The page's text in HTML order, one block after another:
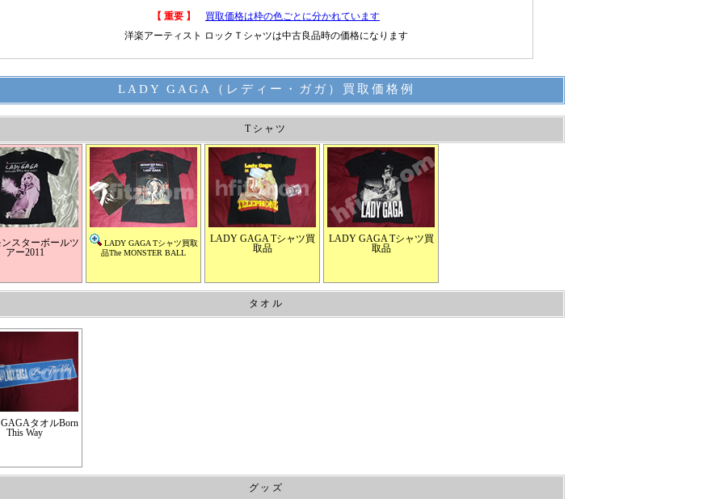
【 重要 】
買取価格は枠の色ごとに分かれています
洋楽アーティスト ロックＴシャツは中古良品時の価格になります
LADY GAGA（レディー・ガガ）買取価格例
Tシャツ
スターボールツ
アー2011
LADY GAGA Tシャツ買取
品The MONSTER BALL
LADY GAGA Tシャツ買
取品
LADY GAGA Tシャツ買
取品
タオル
タオルBorn
This Way
グッズ